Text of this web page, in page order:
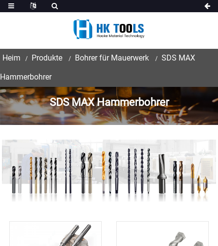
Heim Produkte Bohrer für Mauerwerk SDS MAX
Hammerbohrer
SDS MAX Hammerbohrer